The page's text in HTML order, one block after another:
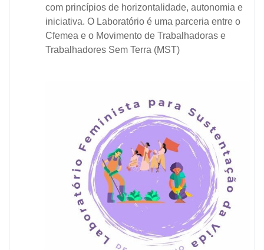
com princípios de horizontalidade, autonomia e
iniciativa. O Laboratório é uma parceria entre o
Cfemea e o Movimento de Trabalhadoras e
Trabalhadores Sem Terra (MST)